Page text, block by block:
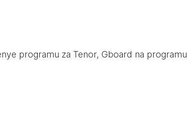
programu za Tenor, Gboard na programu